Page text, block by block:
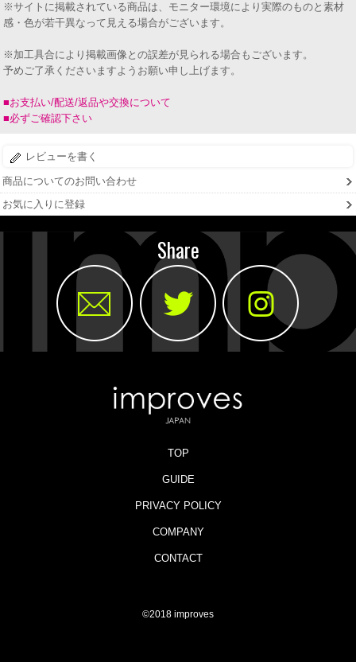
※サイトに掲載されている商品は、モニター環境により実際のものと素材
感・色が若干異なって見える場合がございます。
※加工具合により掲載画像との誤差が見られる場合もございます。
予めご了承くださいますようお願い申し上げます。
■お支払い/配送/返品や交換について
■必ずご確認下さい
レビューを書く
商品についてのお問い合わせ
お気に入りに登録
Share
TOP
GUIDE
PRIVACY POLICY
COMPANY
CONTACT
©2018 improves